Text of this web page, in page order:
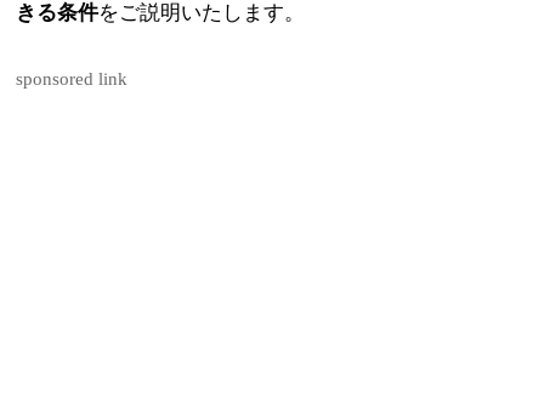
きる条件をご説明いたします。
sponsored link